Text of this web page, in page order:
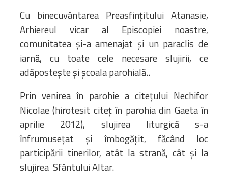
Cu binecuvântarea Preasfințitului Atanasie,
Arhiereul vicar al Episcopiei noastre,
comunitatea și-a amenajat și un paraclis de
iarnă, cu toate cele necesare slujirii, ce
adăpostește și școala parohială..
Prin venirea în parohie a citețului Nechifor
Nicolae (hirotesit citeț în parohia din Gaeta în
aprilie 2012), slujirea liturgică s-a
înfrumusețat și îmbogățit, făcând loc
participării tinerilor, atât la strană, cât și la
slujirea Sfântului Altar.